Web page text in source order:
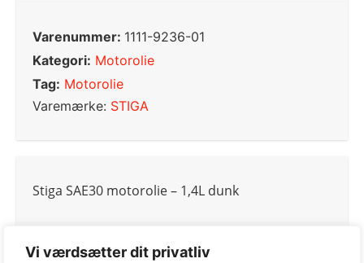
Vi værdsætter dit privatliv
Varenummer: 1111-9236-01
Kategori: Motorolie
Tag: Motorolie
Varemærke: STIGA
Stiga SAE30 motorolie – 1,4L dunk